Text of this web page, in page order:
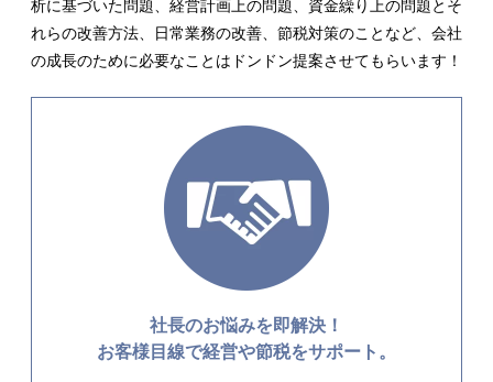
析に基づいた問題、経営計画上の問題、資金繰り上の問題とそ
れらの改善方法、日常業務の改善、節税対策のことなど、会社
の成長のために必要なことはドンドン提案させてもらいます！
社長のお悩みを即解決！
お客様目線で経営や節税をサポート。